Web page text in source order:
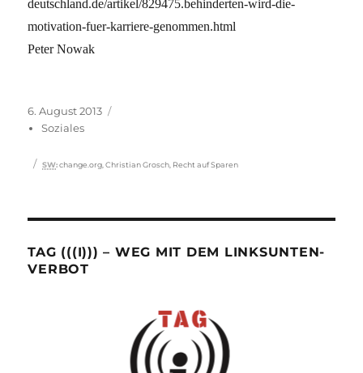
deutschland.de/artikel/829475.behinderten-wird-die-
motivation-fuer-karriere-genommen.html
Peter Nowak
Veröffentlicht
am
6. August 2013
Soziales
Schlagwörter
SW: change.org ,Christian Grosch Recht auf Sparen
TAG (((I))) – WEG MIT DEM LINKSUNTEN-
VERBOT